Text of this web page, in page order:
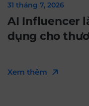
31 tháng 7, 2026
AI Influencer
dụng cho
Xem thêm